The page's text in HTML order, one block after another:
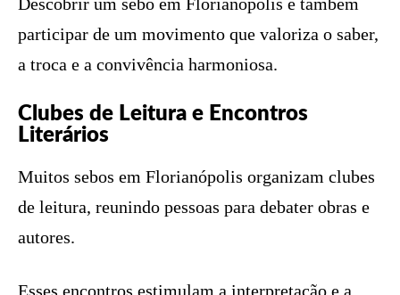
participar de um movimento que valoriza o saber,
a troca e a convivência harmoniosa.
Clubes de Leitura e Encontros
Literários
Muitos sebos em Florianópolis organizam clubes
de leitura, reunindo pessoas para debater obras e
autores.
Esses encontros estimulam a interpretação e a